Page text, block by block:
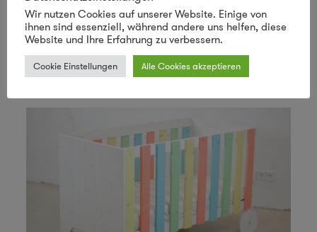
der Konstruktion des Babybetts Dada war uns
besonders wichtig, dass jeder das Bett
nachbauen kann – auch ohne
Tischlerausbildung und Spezialwerkzeug.“
Wir nutzen Cookies auf unserer Website. Einige von
ihnen sind essenziell, während andere uns helfen, diese
Website und Ihre Erfahrung zu verbessern.
Cookie Einstellungen Alle Cookies akzeptieren